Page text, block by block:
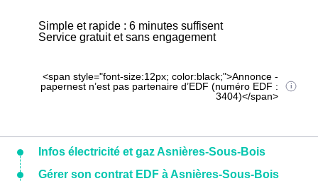
Simple et rapide : 6 minutes suffisent
Service gratuit et sans engagement
<span style="font-size:12px; color:black;">Annonce -
papernest n’est pas partenaire d’EDF (numéro EDF :
3404)</span>
Infos électricité et gaz Asnières-Sous-Bois
Gérer son contrat EDF à Asnières-Sous-Bois